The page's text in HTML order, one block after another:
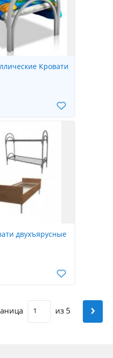
Кровати
двухъярусные
из 5 ›